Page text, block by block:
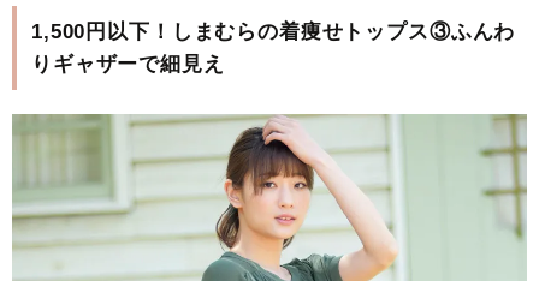
1,500円以下！しまむらの着痩せトップス③ふんわ
りギャザーで細見え